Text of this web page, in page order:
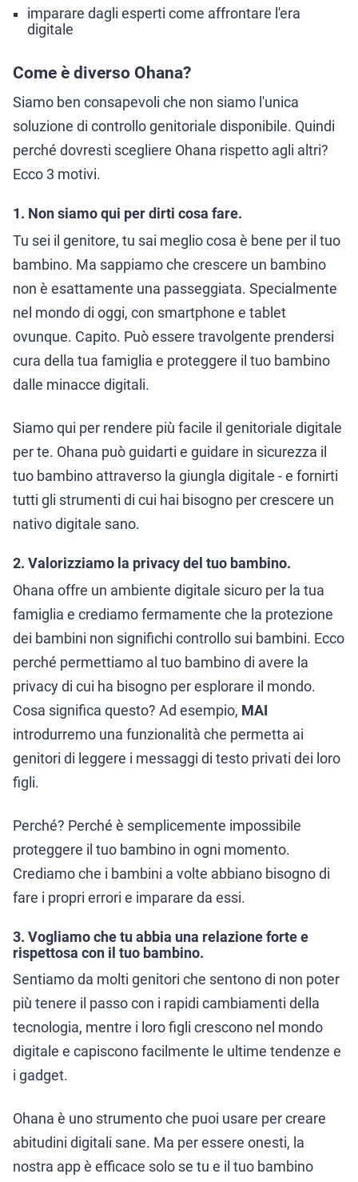
imparare dagli esperti come affrontare l'era
digitale
Come è diverso Ohana?
Siamo ben consapevoli che non siamo l'unica
soluzione di controllo genitoriale disponibile. Quindi
perché dovresti scegliere Ohana rispetto agli altri?
Ecco 3 motivi.
1. Non siamo qui per dirti cosa fare.
Tu sei il genitore, tu sai meglio cosa è bene per il tuo
bambino. Ma sappiamo che crescere un bambino
non è esattamente una passeggiata. Specialmente
nel mondo di oggi, con smartphone e tablet
ovunque. Capito. Può essere travolgente prendersi
cura della tua famiglia e proteggere il tuo bambino
dalle minacce digitali.
Siamo qui per rendere più facile il genitoriale digitale
per te. Ohana può guidarti e guidare in sicurezza il
tuo bambino attraverso la giungla digitale - e fornirti
tutti gli strumenti di cui hai bisogno per crescere un
nativo digitale sano.
2. Valorizziamo la privacy del tuo bambino.
Ohana offre un ambiente digitale sicuro per la tua
famiglia e crediamo fermamente che la protezione
dei bambini non significhi controllo sui bambini. Ecco
perché permettiamo al tuo bambino di avere la
privacy di cui ha bisogno per esplorare il mondo.
Cosa significa questo? Ad esempio, MAI
introdurremo una funzionalità che permetta ai
genitori di leggere i messaggi di testo privati dei loro
figli.
Perché? Perché è semplicemente impossibile
proteggere il tuo bambino in ogni momento.
Crediamo che i bambini a volte abbiano bisogno di
fare i propri errori e imparare da essi.
3. Vogliamo che tu abbia una relazione forte e
rispettosa con il tuo bambino.
Sentiamo da molti genitori che sentono di non poter
più tenere il passo con i rapidi cambiamenti della
tecnologia, mentre i loro figli crescono nel mondo
digitale e capiscono facilmente le ultime tendenze e
i gadget.
Ohana è uno strumento che puoi usare per creare
abitudini digitali sane. Ma per essere onesti, la
nostra app è efficace solo se tu e il tuo bambino